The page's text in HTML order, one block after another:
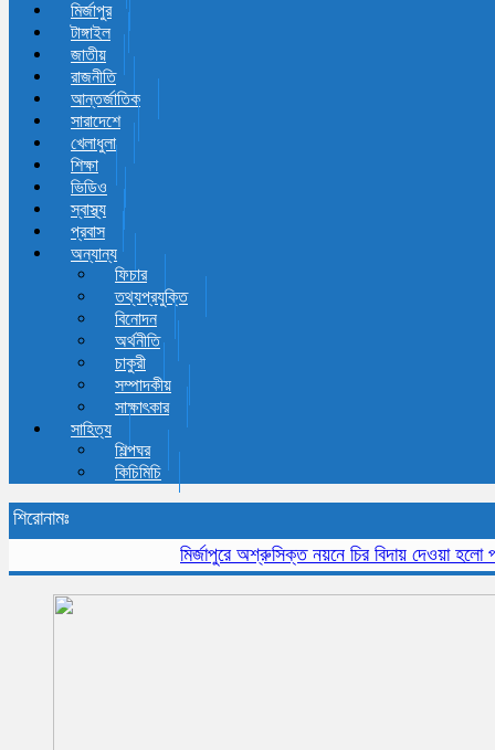
মির্জাপুর
টাঙ্গাইল
জাতীয়
রাজনীতি
আন্তর্জাতিক
সারাদেশে
খেলাধুলা
শিক্ষা
ভিডিও
স্বাস্থ্য
প্রবাস
অন্যান্য
ফিচার
তথ্যপ্রযুক্তি
বিনোদন
অর্থনীতি
চাকুরী
সম্পাদকীয়
সাক্ষাৎকার
সাহিত্য
শিল্পঘর
কিচিমিচি
শিরোনামঃ
মির্জাপুরে অশ্রুসিক্ত নয়নে চির বিদায় দেওয়া হলো প্রবীন